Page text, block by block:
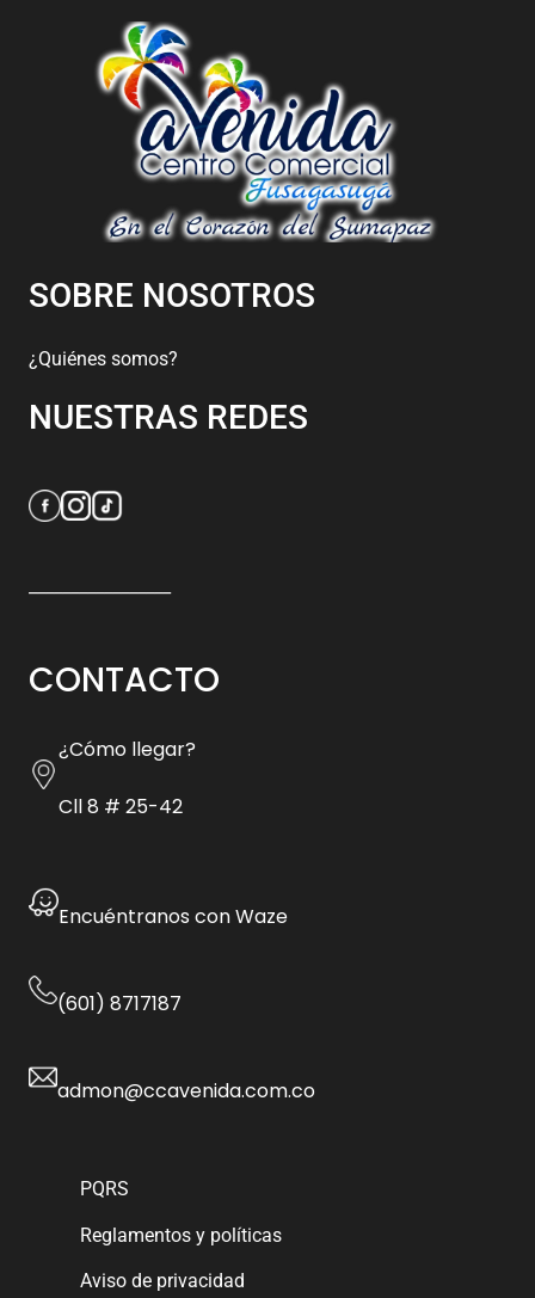
SOBRE NOSOTROS
¿Quiénes somos?
NUESTRAS REDES
CONTACTO
¿Cómo llegar?
Cll 8 # 25-42
Encuéntranos con Waze
(601) 8717187
admon@ccavenida.com.co
PQRS
Reglamentos y políticas
Aviso de privacidad